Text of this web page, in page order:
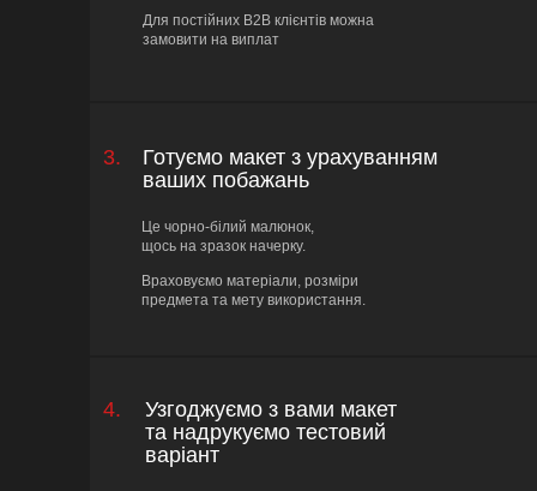
Для постійних B2B клієнтів можна
замовити на виплат
3.
Готуємо макет з урахуванням
ваших побажань
Це чорно-білий малюнок,
щось на зразок начерку.
Враховуємо матеріали, розміри
предмета та мету використання.
4.
Узгоджуємо з вами макет
та надрукуємо тестовий
варіант